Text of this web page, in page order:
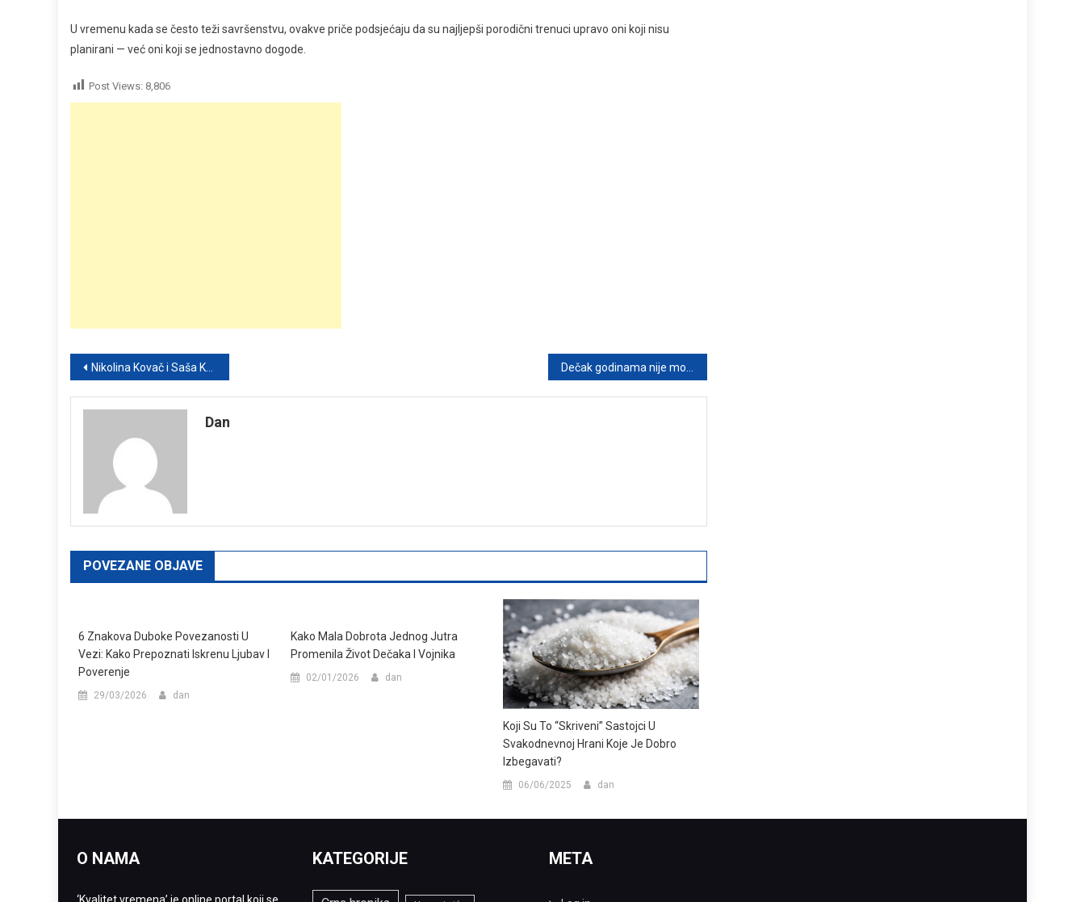
U vremenu kada se često teži savršenstvu, ovakve priče podsjećaju da su najljepši porodični trenuci upravo oni koji nisu
planirani — već oni koji se jednostavno dogode.
Post Views: 8,806
Post
navigation
Nikolina Kovač i Saša Kapor: Estrada i obrazovanje koje ruši predrasude
Dan
POVEZANE OBJAVE
6 Znakova Duboke Povezanosti U
Vezi: Kako Prepoznati Iskrenu Ljubav I
Poverenje
29/03/2026 dan
Kako Mala Dobrota Jednog Jutra
Promenila Život Dečaka I Vojnika
02/01/2026 dan
Koji Su To “skriveni” Sastojci U
Svakodnevnoj Hrani Koje Je Dobro
Izbegavati?
06/06/2025 dan
O NAMA KATEGORIJE META